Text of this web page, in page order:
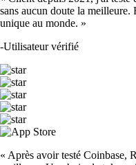
sans aucun doute la
unique au monde. »
-Utilisateur vérifié
« Après avoir testé Coinbase,